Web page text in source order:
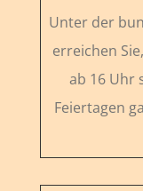
Unter der
erreichen
ab 16 Uhr
Feiertagen